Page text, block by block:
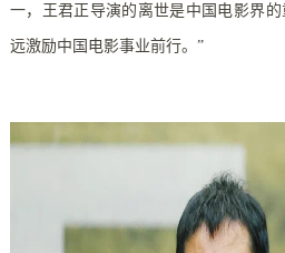
一，王君正导演的离世是中国电影界
远激励中国电影事业前行。”